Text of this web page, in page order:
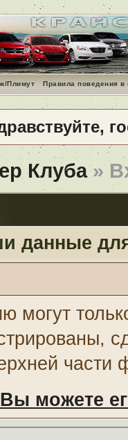
Плимут Правила поведения
Клуба»
данные
могут
части
Вы можете